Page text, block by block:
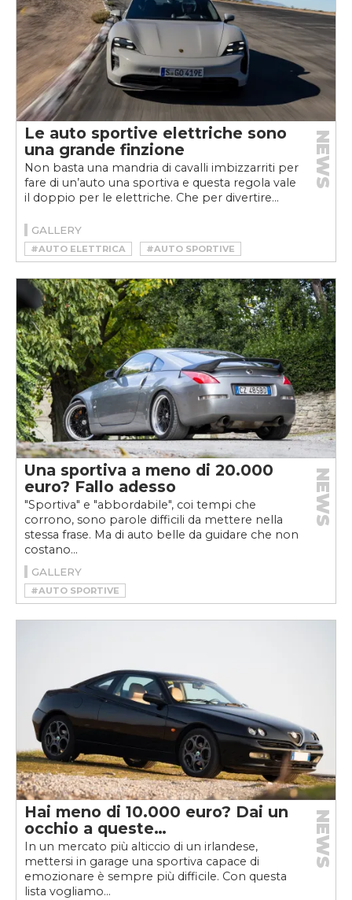
Le auto sportive elettriche sono
una grande finzione
Non basta una mandria di cavalli imbizzarriti per
fare di un’auto una sportiva e questa regola vale
il doppio per le elettriche. Che per divertire...
NEWS
GALLERY
#AUTO ELETTRICA #AUTO SPORTIVE
Una sportiva a meno di 20.000
euro? Fallo adesso
"Sportiva" e "abbordabile", coi tempi che
corrono, sono parole difficili da mettere nella
stessa frase. Ma di auto belle da guidare che non
costano...
NEWS
GALLERY
#AUTO SPORTIVE
Hai meno di 10.000 euro? Dai un
occhio a queste…
In un mercato più alticcio di un irlandese,
mettersi in garage una sportiva capace di
emozionare è sempre più difficile. Con questa
lista vogliamo...
NEWS